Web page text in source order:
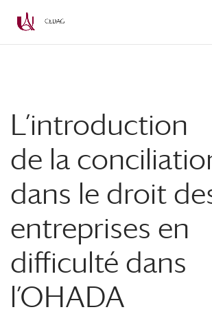
L’introduction
de la
dans le droit
entreprises en
difficulté dans
l’OHADA